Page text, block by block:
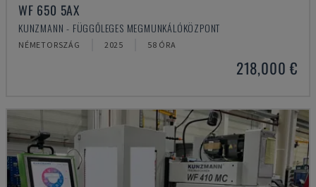
WF 650 5AX
KUNZMANN - FÜGGŐLEGES MEGMUNKÁLÓKÖZPONT
NÉMETORSZÁG 2025 58 ÓRA
218,000 €